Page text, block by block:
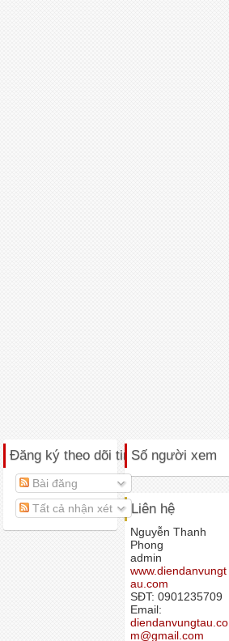
Đăng ký theo dõi tin VIP Vũng Tàu
Bài đăng
Tất cả nhận xét
Số người xem
Liên hệ
Nguyễn Thanh
Phong
admin
www.diendanvungt
au.com
SĐT: 0901235709
Email:
diendanvungtau.co
m@gmail.com